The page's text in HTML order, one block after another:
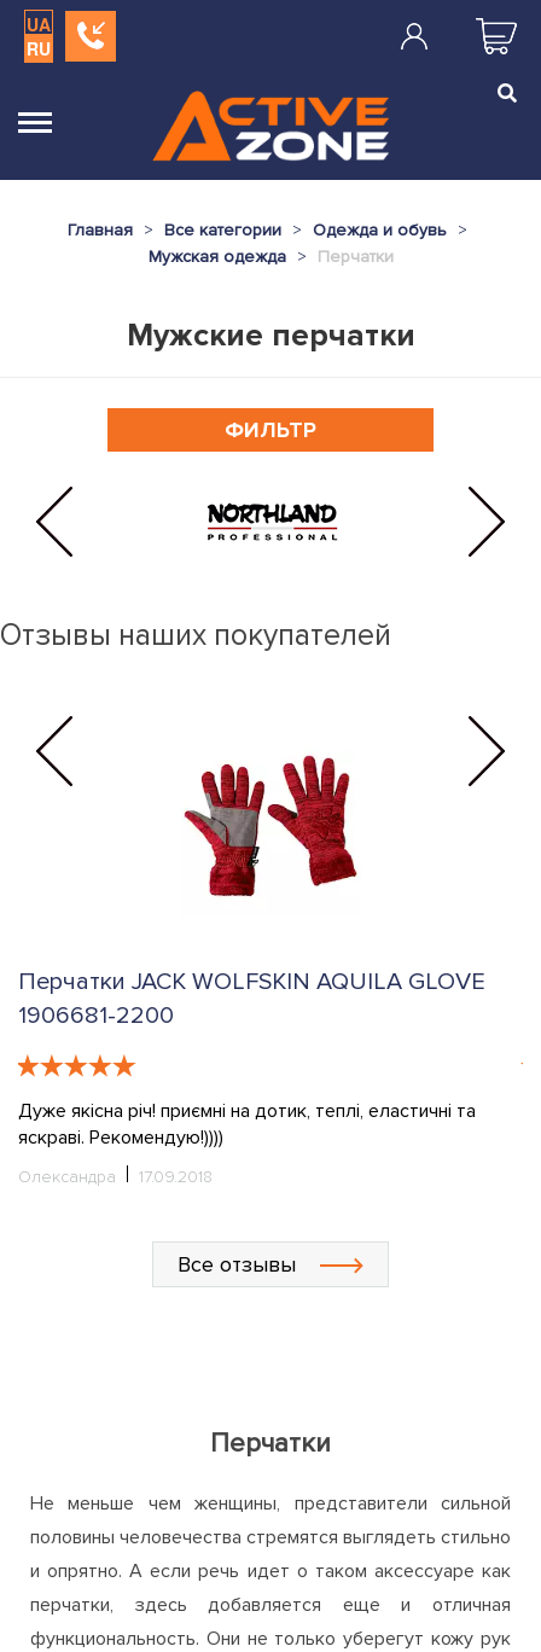
UA
RU
Главная Все категории
Одежда и обувь
Мужская одежда
Перчатки
Мужские перчатки
ФИЛЬТР
Отзывы наших покупателей
Перчатки JACK WOLFSKIN AQUILA GLOVE
1906681-2200
Дуже якісна річ! приємні на дотик, теплі, еластичні та
яскраві. Рекомендую!))))
Олександра 17.09.2018
Все отзывы
Перчатки
Не меньше чем женщины, представители сильной
половины человечества стремятся выглядеть стильно
и опрятно. А если речь идет о таком аксессуаре как
перчатки, здесь добавляется еще и отличная
функциональность. Они не только уберегут кожу рук